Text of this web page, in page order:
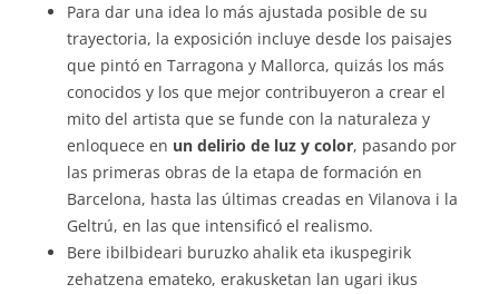
Para dar una idea lo más ajustada posible de su
trayectoria, la exposición incluye desde los paisajes
que pintó en Tarragona y Mallorca, quizás los más
conocidos y los que mejor contribuyeron a crear el
mito del artista que se funde con la naturaleza y
enloquece en un delirio de luz y color, pasando por
las primeras obras de la etapa de formación en
Barcelona, hasta las últimas creadas en Vilanova i la
Geltrú, en las que intensificó el realismo.
Bere ibilbideari buruzko ahalik eta ikuspegirik
zehatzena emateko, erakusketan lan ugari ikus